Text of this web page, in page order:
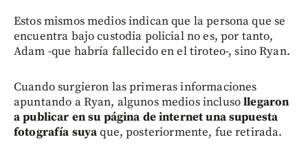
Estos mismos medios indican que la persona que se
encuentra bajo custodia policial no es, por tanto,
Adam -que habría fallecido en el tiroteo-, sino Ryan.
Cuando surgieron las primeras informaciones
apuntando a Ryan, algunos medios inclusollegaron
a publicar en su página de internet una supuesta
fotografía suyaque, posteriormente, fue retirada.